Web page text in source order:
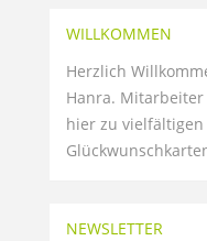
WILLKOMMEN
Herzlich
Hanra.
hier zu
NEWSLETTER